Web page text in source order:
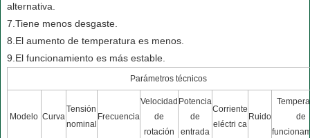
alternativa.
7.Tiene menos desgaste.
8.El aumento de temperatura es menos.
9.El funcionamiento es más estable.
Parámetros técnicos
Modelo Curva
Tensión
nominal
Frecuencia
Velocidad
de
rotación
Potencia
de
entrada
Corriente
eléctri ca
Ruido
de